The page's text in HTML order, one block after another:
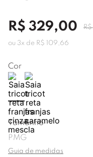
R$ 329,00 R$
ou 3x de R$ 109 ,66
Cor
Tamanho
PMG
Guia de medidas